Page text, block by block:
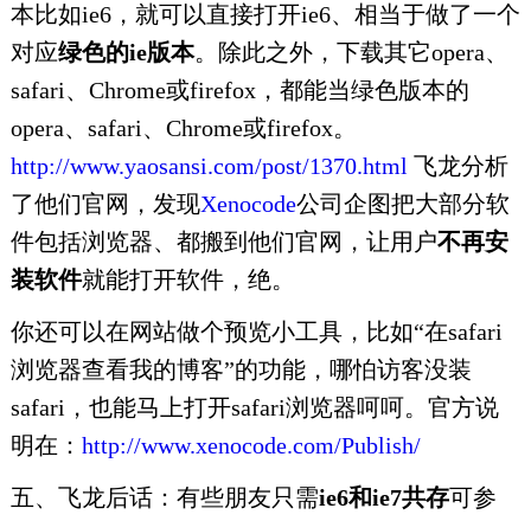
本比如ie6，就可以直接打开ie6、相当于做了一个
对应绿色的ie版本。除此之外，下载其它opera、
safari、Chrome或firefox，都能当绿色版本的
opera、safari、Chrome或firefox。
http://www.yaosansi.com/post/1370.html 飞龙分析
了他们官网，发现Xenocode公司企图把大部分软
件包括浏览器、都搬到他们官网，让用户不再安
装软件就能打开软件，绝。
你还可以在网站做个预览小工具，比如“在safari
浏览器查看我的博客”的功能，哪怕访客没装
safari，也能马上打开safari浏览器呵呵。官方说
明在： http://www.xenocode.com/Publish/
五、飞龙后话：有些朋友只需ie6和ie7共存可参